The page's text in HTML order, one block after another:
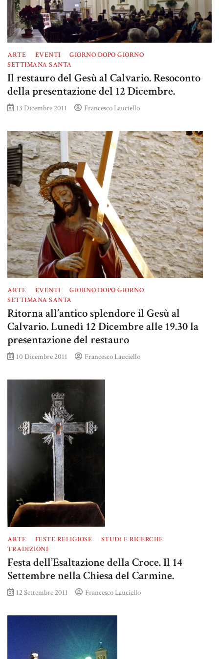
ARTE EVENTI
GIORNO DOPO GIORNO
SETTIMANA SANTA
Il restauro del Gesù al Calvario. Resoconto
della presentazione del 12 Dicembre.
13 Dicembre 2011 Francesco Lauciello
ARTE EVENTI
GIORNO DOPO GIORNO
SETTIMANA SANTA
Ritorna all’antico splendore il Gesù al
Calvario. Lunedì 12 Dicembre alle 19.30 la
presentazione del restauro
10 Dicembre 2011 Francesco Lauciello
ARTE FESTE RELIGIOSE
STUDI E RICERCHE
TRADIZIONI
Festa dell’Esaltazione della Croce. Il 14
Settembre nella Chiesa del Carmine.
12 Settembre 2011 Francesco Lauciello